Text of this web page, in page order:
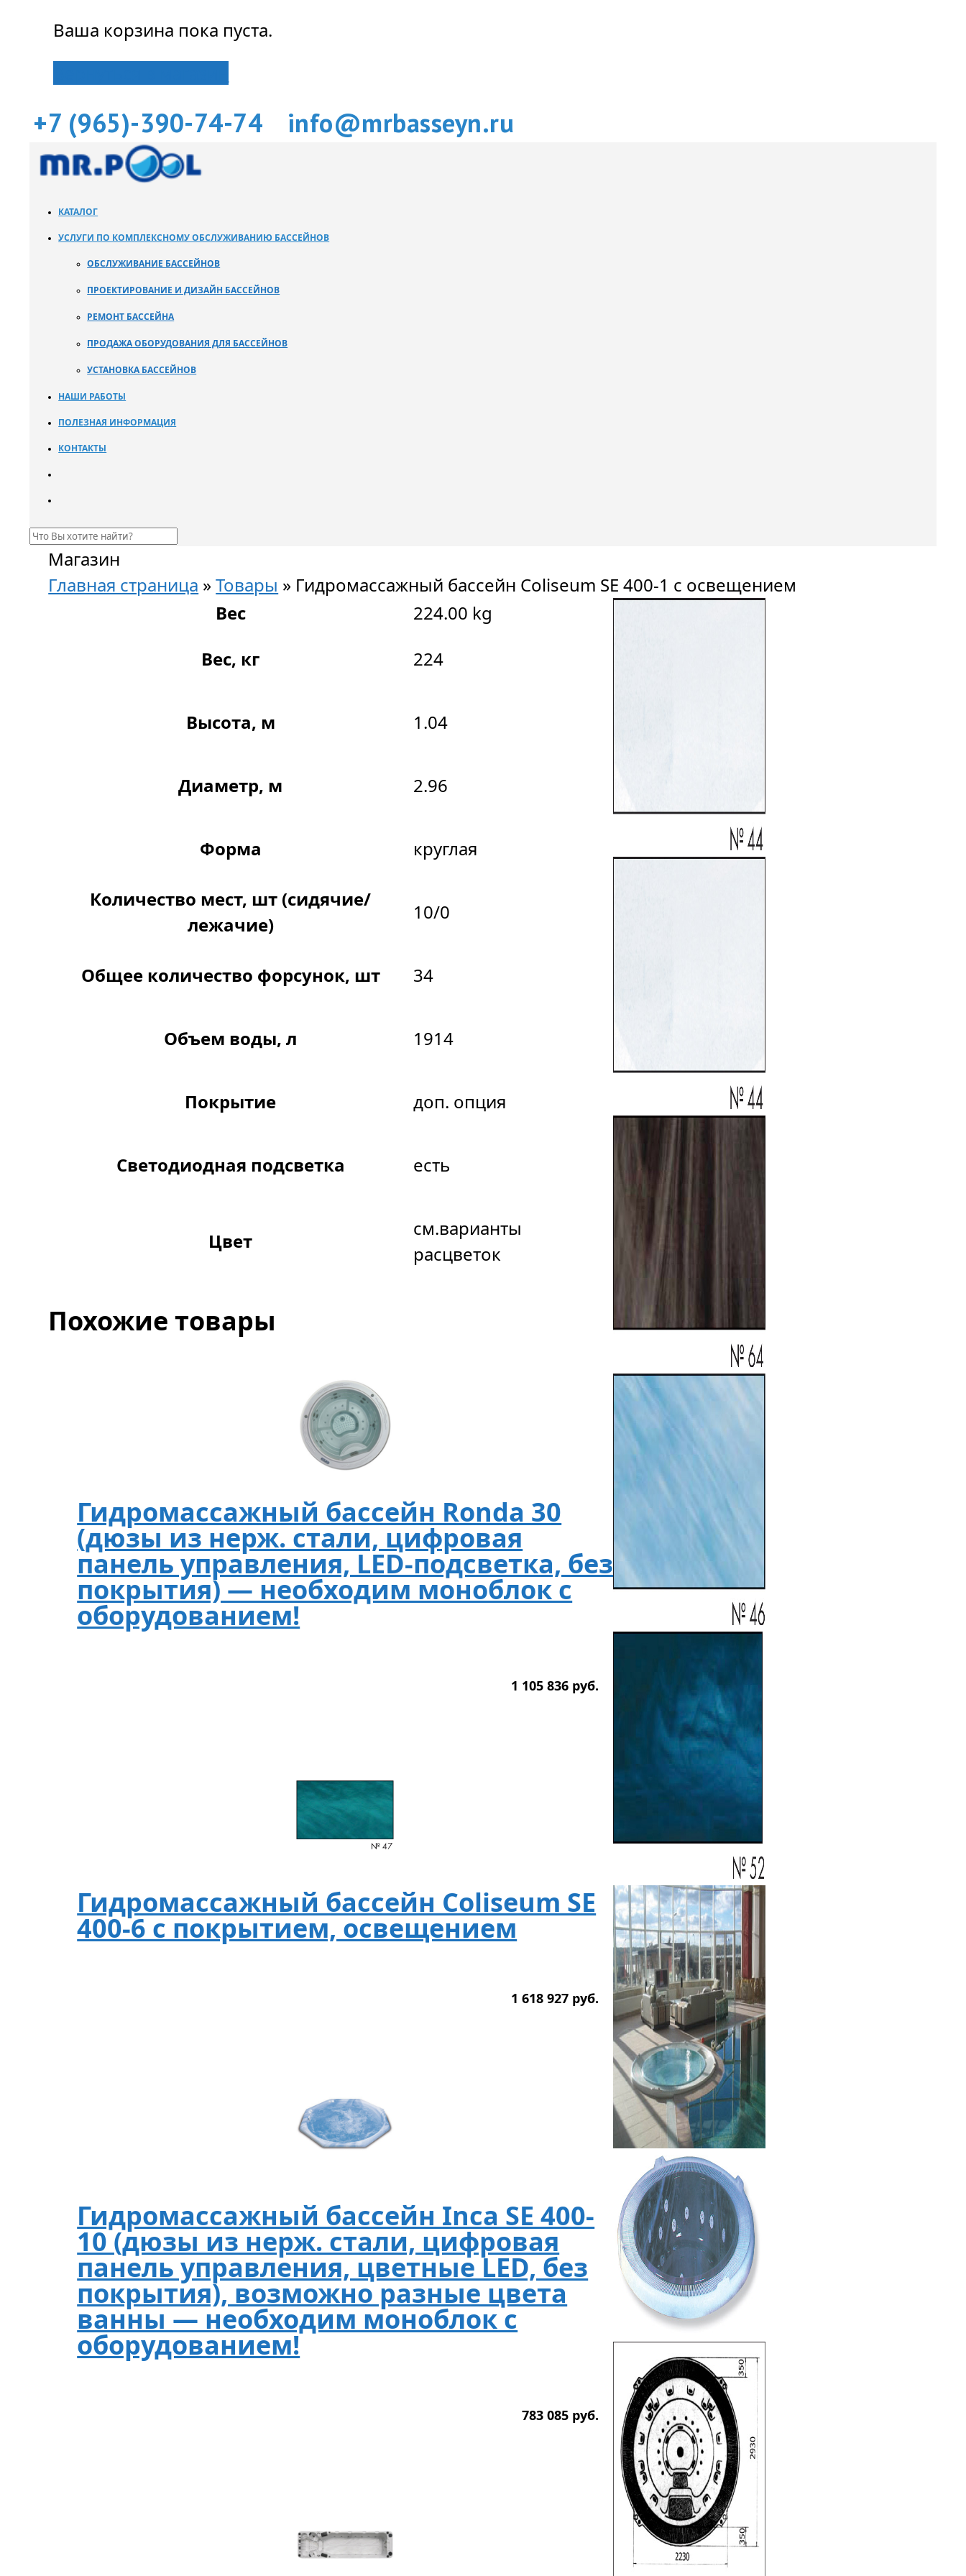
Ваша корзина пока пуста.
+7 (965)-390-74-74 info@mrbasseyn.ru
КАТАЛОГ
УСЛУГИ ПО КОМПЛЕКСНОМУ ОБСЛУЖИВАНИЮ БАССЕЙНОВ
ОБСЛУЖИВАНИЕ БАССЕЙНОВ
ПРОЕКТИРОВАНИЕ И ДИЗАЙН БАССЕЙНОВ
РЕМОНТ БАССЕЙНА
ПРОДАЖА ОБОРУДОВАНИЯ ДЛЯ БАССЕЙНОВ
УСТАНОВКА БАССЕЙНОВ
НАШИ РАБОТЫ
ПОЛЕЗНАЯ ИНФОРМАЦИЯ
КОНТАКТЫ
Магазин
Главная страница »Товары » Гидромассажный бассейн Coliseum SE 400-1 с освещением
Вес
224.00 kg
Вес, кг
224
Высота, м 1.04
Диаметр, м 2.96
Форма круглая
Количество мест, шт (сидячие/
лежачие)
10/0
Общее количество форсунок, шт 34
Объем воды, л 1914
Покрытие доп. опция
Светодиодная подсветка есть
Цвет
см.варианты
расцветок
Похожие товары
Гидромассажный бассейн Ronda 30
(дюзы из нерж. стали, цифровая
панель управления, LED-подсветка, без
покрытия) — необходим моноблок с
оборудованием!
1 105 836 руб.
Гидромассажный бассейн Coliseum SE
400-6 с покрытием, освещением
1 618 927 руб.
Гидромассажный бассейн Inca SE 400-
10 (дюзы из нерж. стали, цифровая
панель управления, цветные LED, без
покрытия), возможно разные цвета
ванны — необходим моноблок с
оборудованием!
783 085 руб.